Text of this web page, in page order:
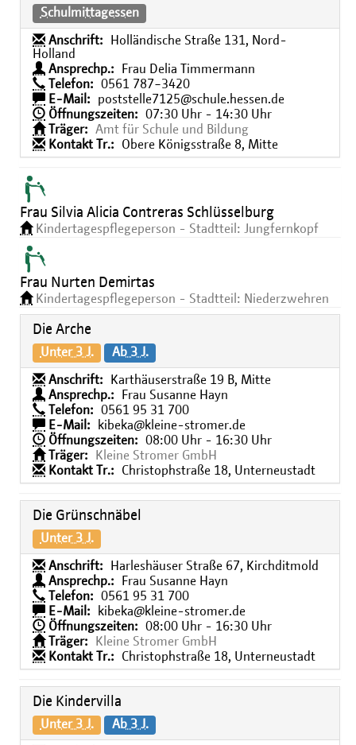
Schulmittagessen
Anschrift:
Holländische Straße 131, Nord-
Holland
Ansprechp.:
Frau Delia Timmermann
Telefon:
0561 787−3420
E-Mail:
poststelle7125@schule.hessen.de
Öffnungszeiten:
07:30 Uhr - 14:30 Uhr
Träger:
Amt für Schule und Bildung
Kontakt Tr.:
Obere Königsstraße 8, Mitte
Frau Silvia Alicia Contreras Schlüsselburg
Kindertagespflegeperson - Stadtteil: Jungfernkopf
Frau Nurten Demirtas
Kindertagespflegeperson - Stadtteil: Niederzwehren
Die Arche
Unter 3 J. Ab 3 J.
Anschrift:
Karthäuserstraße 19 B, Mitte
Ansprechp.:
Frau Susanne Hayn
Telefon:
0561 95 31 700
E-Mail:
kibeka@kleine-stromer.de
Öffnungszeiten:
08:00 Uhr - 16:30 Uhr
Träger:
Kleine Stromer GmbH
Kontakt Tr.:
Christophstraße 18, Unterneustadt
Die Grünschnäbel
Unter 3 J.
Anschrift:
Harleshäuser Straße 67, Kirchditmold
Ansprechp.:
Frau Susanne Hayn
Telefon:
0561 95 31 700
E-Mail:
kibeka@kleine-stromer.de
Öffnungszeiten:
08:00 Uhr - 16:30 Uhr
Träger:
Kleine Stromer GmbH
Kontakt Tr.:
Christophstraße 18, Unterneustadt
Die Kindervilla
Unter 3 J. Ab 3 J.